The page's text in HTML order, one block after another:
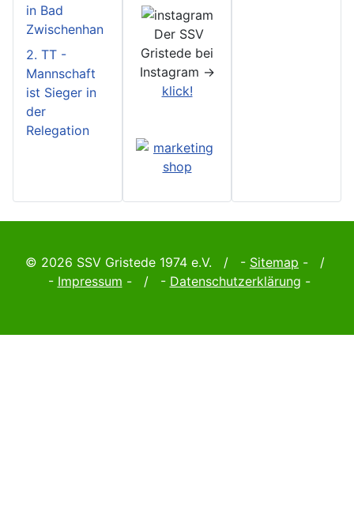
in Bad
Zwischenhan
2. TT -
Mannschaft
ist Sieger in
der
Relegation
Der SSV
Gristede bei
Instagram ->
klick!
© 2026 SSV Gristede 1974 e.V. / - Sitemap - /
- Impressum - / - Datenschutzerklärung -